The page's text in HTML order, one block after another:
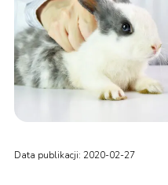
Data publikacji: 2020-02-27